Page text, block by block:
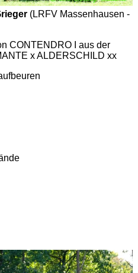
(LRFV Massenhausen -
CONTENDRO I aus der
x ALDERSCHILD xx